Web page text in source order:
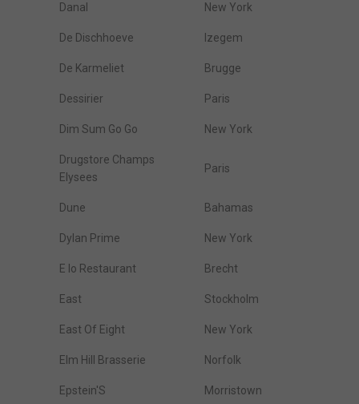
Danal New York
De Dischhoeve Izegem
De Karmeliet Brugge
Dessirier Paris
Dim Sum Go Go New York
Drugstore Champs
Elysees
Paris
Dune Bahamas
Dylan Prime New York
E Io Restaurant Brecht
East Stockholm
East Of Eight New York
Elm Hill Brasserie Norfolk
Epstein'S Morristown